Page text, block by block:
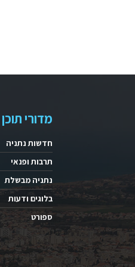
מדורי תוכן
חדשות נתניה
תרבות ופנאי
נתניה מבשלת
בלוגים ודעות
ספורט